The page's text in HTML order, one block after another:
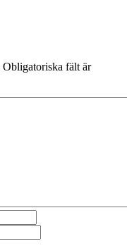
Obligatoriska fält är